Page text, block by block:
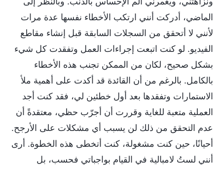
الماضي، أدركت أنني ارتكب الأخطاء نفسها عدة مرات
لأنني لا أتحقق من السجلات السابقة قبل إنشاء مقاطع
الفيديو. لو كنت اتبعت إجراءات العمل وتفقدت كل شيء
بشكل صحيح، لكان من الممكن تجنب هذه الأخطاء
بالكامل. بالرغم من أن القائدة قد أكدت على أهمية ملأ
الاستمارات وتفقدها بعد أول خطئين لي، فقد كنت أجد
العملية متعبة للغاية وقررت أن أجرّب حظي، معتقدةً أن
عدم التحقق من ذلك لن يسبب أي مشكلات على الأرجح.
أحيانًا، حين كنت مشغولة، كنت أتخطى هذه الخطوة. أرى
أنني لستُ لامبالية في القيام بواجباتي فحسب، بل